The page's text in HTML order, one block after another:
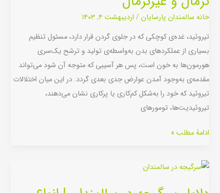
خانه سالمندان پارسایان/ اردیبهشت ۴, ۱۴۰۳
تیروئید، غده‌ی کوچکی که در جلوی گردن قرار دارد، مسئول تنظیم
بسیاری از عملکردهای بدن به‌واسطه‌ی تولید و ترشح یک‌سری
هورمون‌ها به خون است، پس هر آسیبی که متوجه آن شود می‌تواند
مقدمه‌ی به‌وجود آمدن عوارض جدی بعدی گردد. در این میان اختلالات
تیروئید که خود را به‌شکل کم‌کاری یا پرکاری نشان می‌دهند،
تیروئیدیت‌ها، تومورهای
|
نرمال
و
غیرنرمال
ادامۀ مطلب »
دلایل